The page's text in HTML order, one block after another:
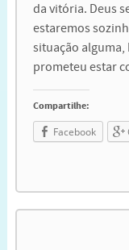
da vitória. Deus
estaremos
situação alguma,
prometeu estar
Compartilhe:
Facebook